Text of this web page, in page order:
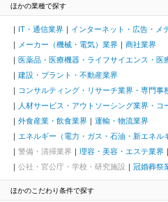
ほかの業種で探す
IT・通信業界
インターネット・広告・メ
メーカー（機械・電気）業界
商社業界
医薬品・医療機器・ライフサイエンス・医
建設・プラント・不動産業界
コンサルティング・リサーチ業界・専門事
人材サービス・アウトソーシング業界・コ
外食産業・飲食業界
運輸・物流業界
エネルギー（電力・ガス・石油・新エネル
警備・清掃業界
理容・美容・エステ業界
公社・官公庁・学校・研究施設
冠婚葬祭
ほかのこだわり条件で探す